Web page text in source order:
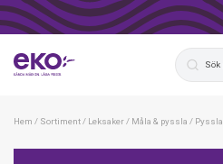
Hem / Sortiment/ Leksaker/ Måla & pyssla / Pyssla